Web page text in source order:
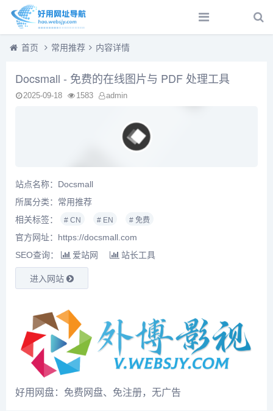
首页 常用推荐 内容详情
Docsmall - 免费的在线图片与 PDF 处理工具
2025-09-18 1583 admin
站点名称：Docsmall
所属分类： 常用推荐
相关标签：
# CN # EN # 免费
官方网址：https://docsmall.com
SEO查询：
爱站网 站长工具
进入网站
好用网盘：免费网盘、免注册，无广告